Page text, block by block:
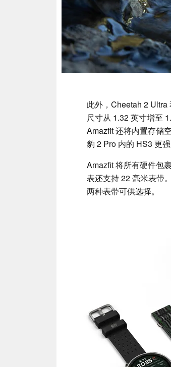
此外，Cheetah 2
尺寸从 1.32 英寸增至
Amazfit 还将内置存储
豹 2 Pro 内的 HS3 更强
Amazfit 将所有硬件包
表还支持 22 毫米表带
两种表带可供选择。